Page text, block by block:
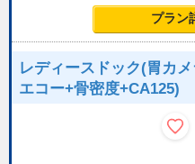
プラン
レディースドック(胃カ
エコー+骨密度+CA125)